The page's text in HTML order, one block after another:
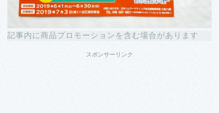
記事内に商品プロモーションを含む場合があります
スポンサーリンク